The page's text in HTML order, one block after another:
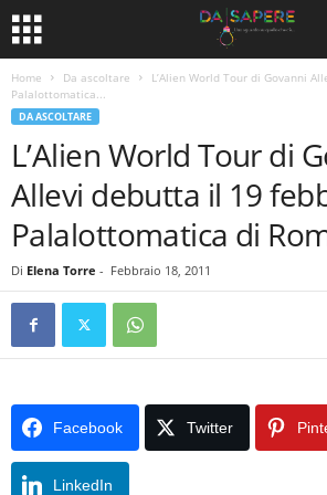
Home Da ascoltare
L’Alien World Tour di Govanni
Palalottomatica...
DA ASCOLTARE
L’Alien World Tour di
Allevi debutta il 19
Palalottomatica di
Di Elena Torre - Febbraio 18, 2011
Facebook Twitter
LinkedIn